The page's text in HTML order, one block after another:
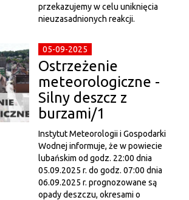
przekazujemy w celu uniknięcia
nieuzasadnionych reakcji.
05-09-2025
Ostrzeżenie
meteorologiczne -
Silny deszcz z
burzami/1
Instytut Meteorologii i Gospodarki
Wodnej informuje, że w powiecie
lubańskim od godz. 22:00 dnia
05.09.2025 r. do godz. 07:00 dnia
06.09.2025 r. prognozowane są
opady deszczu, okresami o